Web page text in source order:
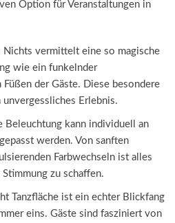
Option für Veranstaltungen in
Nichts vermittelt eine so magische
wie ein funkelnder
der Gäste. Diese besondere
Erlebnis.
Beleuchtung kann individuell an
werden. Von sanften
Farbwechseln ist alles
zu schaffen.
Tanzfläche ist ein echter Blickfang
eins. Gäste sind fasziniert von